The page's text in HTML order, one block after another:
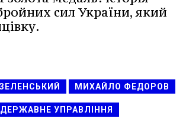
сил України, який
МИХАЙЛО ФЕДОРОВ
УПРАВЛІННЯ